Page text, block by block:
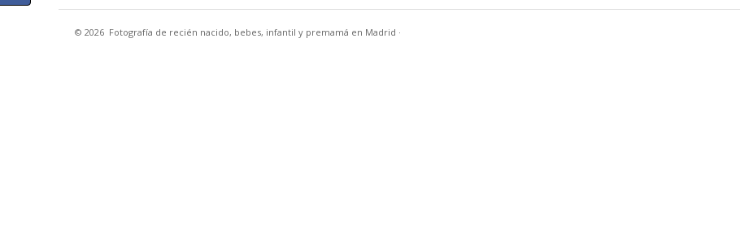
© 2026 Fotografía de recién nacido, bebes, infantil y premamá en Madrid ·